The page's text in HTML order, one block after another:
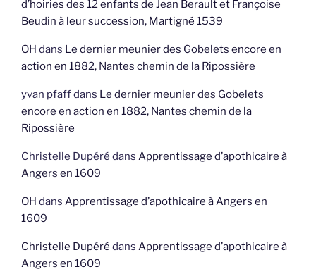
d’hoiries des 12 enfants de Jean Berault et Françoise
Beudin à leur succession, Martigné 1539
OH dans Le dernier meunier des Gobelets encore en
action en 1882, Nantes chemin de la Ripossière
yvan pfaffdans Le dernier meunier des Gobelets
encore en action en 1882, Nantes chemin de la
Ripossière
Christelle Dupéré dans Apprentissage d’apothicaire à
Angers en 1609
OH dans Apprentissage d’apothicaire à Angers en
1609
Christelle Dupéré dans Apprentissage d’apothicaire à
Angers en 1609